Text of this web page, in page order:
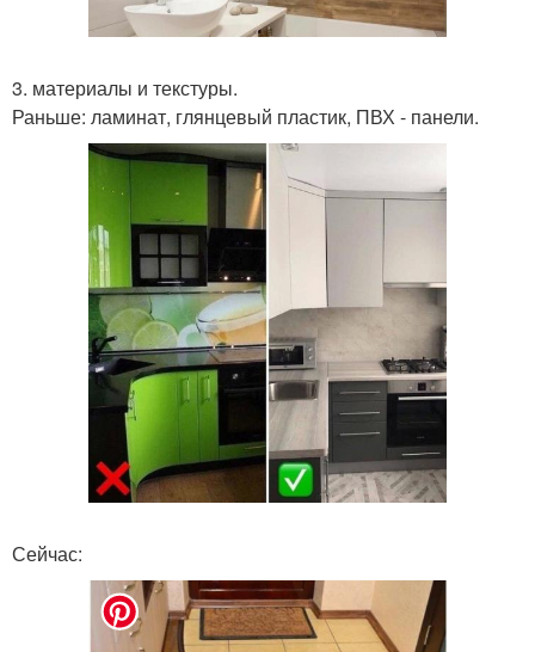
3. материалы и текстуры.
Раньше: ламинат, глянцевый пластик, ПВХ - панели.
Сейчас: